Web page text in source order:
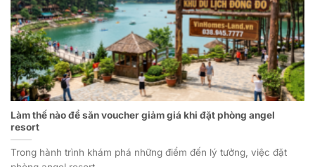
Làm thế nào để săn voucher giảm giá khi đặt phòng angel
resort
Trong hành trình khám phá những điểm đến lý tưởng, việc đặt